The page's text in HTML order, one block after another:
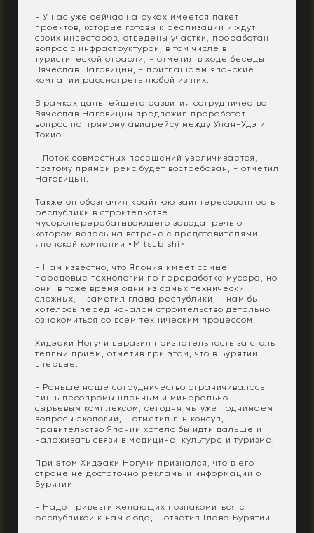
- У нас уже сейчас на руках имеется пакет
проектов, которые готовы к реализации и ждут
своих инвесторов, отведены участки, проработан
вопрос с инфраструктурой, в том числе в
туристической отрасли, - отметил в ходе беседы
Вячеслав Наговицын, - приглашаем японские
компании рассмотреть любой из них.
В рамках дальнейшего развития сотрудничества
Вячеслав Наговицын предложил проработать
вопрос по прямому авиарейсу между Улан-Удэ и
Токио.
- Поток совместных посещений увеличивается,
поэтому прямой рейс будет востребован, - отметил
Наговицын.
Также он обозначил крайнюю заинтересованность
республики в строительстве
мусороперерабатывающего завода, речь о
котором велась на встрече с представителями
японской компании «Mitsubishi».
- Нам известно, что Япония имеет самые
передовые технологии по переработке мусора, но
они, в тоже время одни из самых технически
сложных, - заметил глава республики, - нам бы
хотелось перед началом строительство детально
ознакомиться со всем техническим процессом.
Хидэаки Ногучи выразил признательность за столь
теплый прием, отметив при этом, что в Бурятии
впервые.
- Раньше наше сотрудничество ограничивалось
лишь лесопромышленным и минерально-
сырьевым комплексом, сегодня мы уже поднимаем
вопросы экологии, - отметил г-н консул, -
правительство Японии хотело бы идти дальше и
налаживать связи в медицине, культуре и туризме.
При этом Хидэаки Ногучи признался, что в его
стране не достаточно рекламы и информации о
Бурятии.
- Надо привезти желающих познакомиться с
республикой к нам сюда, - ответил Глава Бурятии.